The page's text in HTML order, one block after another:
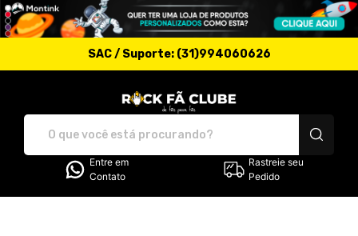
SAC / Suporte: (31)994060626
Entre em
Contato
Rastreie seu
Pedido